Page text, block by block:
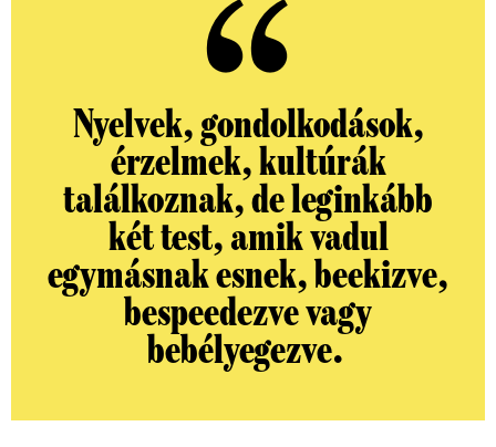
Nyelvek, gondolkodások,
érzelmek, kultúrák
találkoznak, de leginkább
két test, amik vadul
egymásnak esnek, beekizve,
bespeedezve vagy
bebélyegezve.